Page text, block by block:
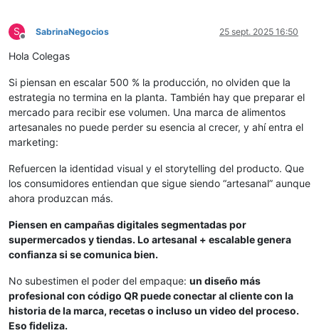
S
Desconectado
SabrinaNegocios 25 sept. 2025 16:50
Hola Colegas
Si piensan en escalar 500 % la producción, no olviden que la
estrategia no termina en la planta. También hay que preparar el
mercado para recibir ese volumen. Una marca de alimentos
artesanales no puede perder su esencia al crecer, y ahí entra el
marketing:
Refuercen la identidad visual y el storytelling del producto. Que
los consumidores entiendan que sigue siendo “artesanal” aunque
ahora produzcan más.
Piensen en campañas digitales segmentadas por
supermercados y tiendas. Lo artesanal + escalable genera
confianza si se comunica bien.
No subestimen el poder del empaque: un diseño más
profesional con código QR puede conectar al cliente con la
historia de la marca, recetas o incluso un video del proceso.
Eso fideliza.